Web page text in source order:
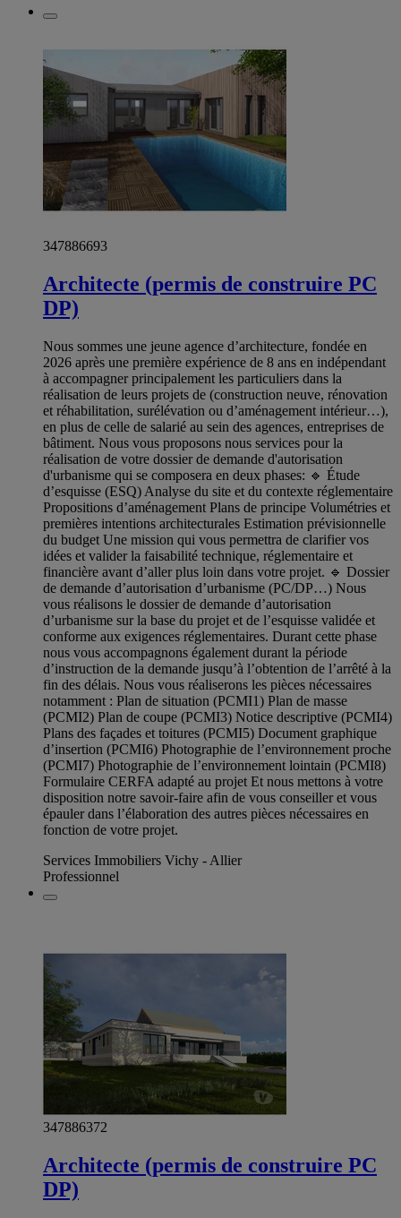
347886693
Architecte (permis de construire PC
DP)
Nous sommes une jeune agence d’architecture, fondée en
2026 après une première expérience de 8 ans en indépendant
à accompagner principalement les particuliers dans la
réalisation de leurs projets de (construction neuve, rénovation
et réhabilitation, surélévation ou d’aménagement intérieur…),
en plus de celle de salarié au sein des agences, entreprises de
bâtiment. Nous vous proposons nous services pour la
réalisation de votre dossier de demande d'autorisation
d'urbanisme qui se composera en deux phases: 🔹 Étude
d’esquisse (ESQ) Analyse du site et du contexte réglementaire
Propositions d’aménagement Plans de principe Volumétries et
premières intentions architecturales Estimation prévisionnelle
du budget Une mission qui vous permettra de clarifier vos
idées et valider la faisabilité technique, réglementaire et
financière avant d’aller plus loin dans votre projet. 🔹 Dossier
de demande d’autorisation d’urbanisme (PC/DP…) Nous
vous réalisons le dossier de demande d’autorisation
d’urbanisme sur la base du projet et de l’esquisse validée et
conforme aux exigences réglementaires. Durant cette phase
nous vous accompagnons également durant la période
d’instruction de la demande jusqu’à l’obtention de l’arrêté à la
fin des délais. Nous vous réaliserons les pièces nécessaires
notamment : Plan de situation (PCMI1) Plan de masse
(PCMI2) Plan de coupe (PCMI3) Notice descriptive (PCMI4)
Plans des façades et toitures (PCMI5) Document graphique
d’insertion (PCMI6) Photographie de l’environnement proche
(PCMI7) Photographie de l’environnement lointain (PCMI8)
Formulaire CERFA adapté au projet Et nous mettons à votre
disposition notre savoir-faire afin de vous conseiller et vous
épauler dans l’élaboration des autres pièces nécessaires en
fonction de votre projet.
Services Immobiliers Vichy - Allier
Professionnel
347886372
Architecte (permis de construire PC
DP)